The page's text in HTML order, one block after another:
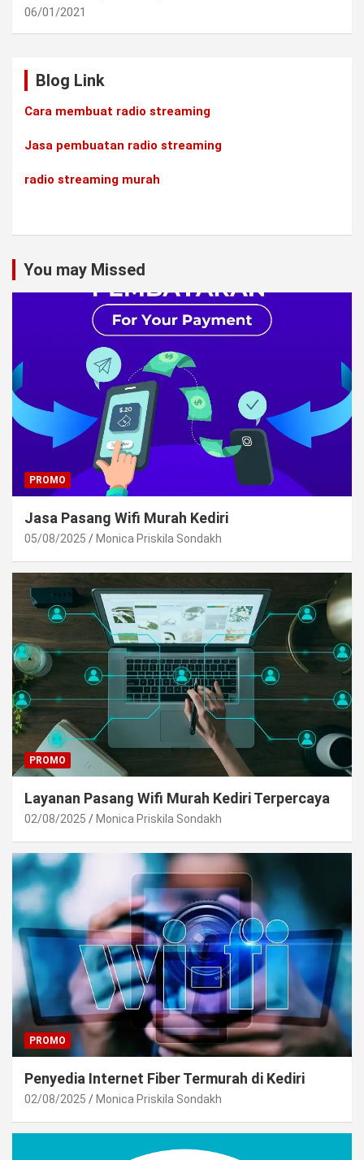
06/01/2021
Blog Link
Cara membuat radio streaming
Jasa pembuatan radio streaming
radio streaming murah
You may Missed
PROMO
Jasa Pasang Wifi Murah Kediri
05/08/2025 Monica Priskila Sondakh
PROMO
Layanan Pasang Wifi Murah Kediri Terpercaya
02/08/2025 Monica Priskila Sondakh
PROMO
Penyedia Internet Fiber Termurah di Kediri
02/08/2025 Monica Priskila Sondakh